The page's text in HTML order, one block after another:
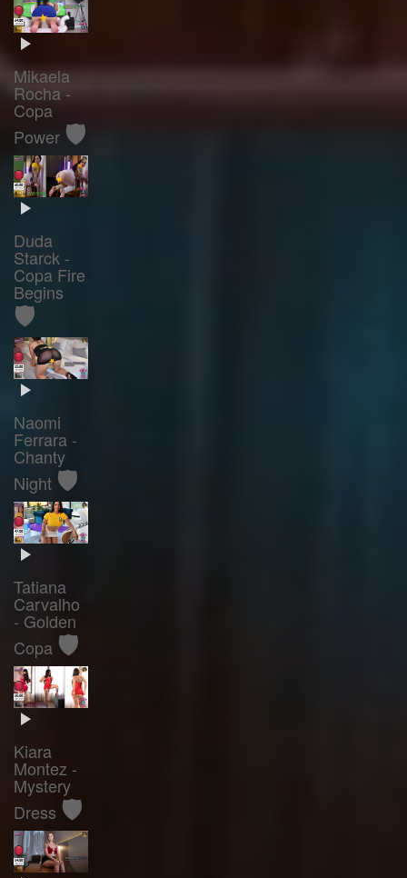
Mikaela
Rocha -
Copa
Power 🛡️
Duda
Starck -
Copa Fire
Begins
🛡️
Naomi
Ferrara -
Chanty
Night 🛡️
Tatiana
Carvalho
- Golden
Copa 🛡️
Kiara
Montez -
Mystery
Dress 🛡️